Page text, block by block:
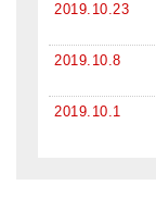
2019.10.23
2019.10.8
2019.10.1